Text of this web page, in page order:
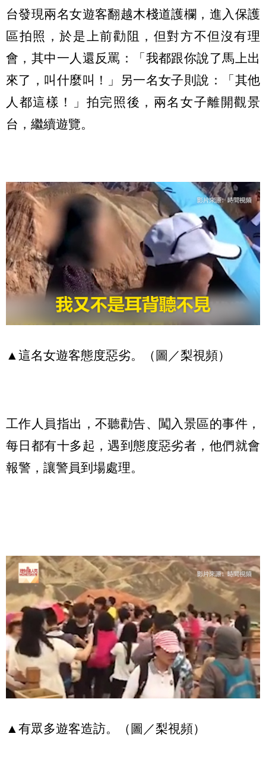
台發現兩名女遊客翻越木棧道護欄，進入保護
區拍照，於是上前勸阻，但對方不但沒有理
會，其中一人還反罵：「我都跟你說了馬上出
來了，叫什麼叫！」另一名女子則說：「其他
人都這樣！」拍完照後，兩名女子離開觀景
台，繼續遊覽。
▲這名女遊客態度惡劣。（圖／梨視頻）
工作人員指出，不聽勸告、闖入景區的事件，
每日都有十多起，遇到態度惡劣者，他們就會
報警，讓警員到場處理。
▲有眾多遊客造訪。（圖／梨視頻）